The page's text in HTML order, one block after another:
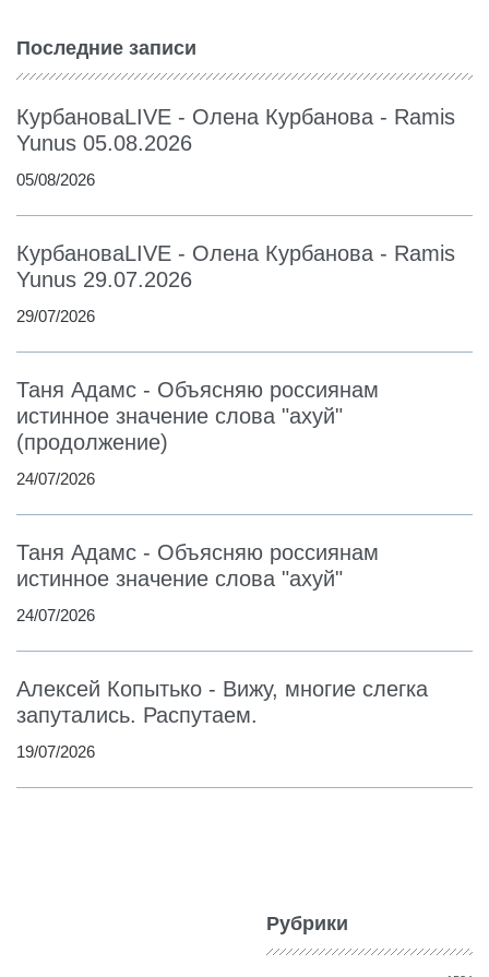
Последние записи
КурбановаLIVE - Олена Курбанова - Ramis
Yunus 05.08.2026
05/08/2026
КурбановаLIVE - Олена Курбанова - Ramis
Yunus 29.07.2026
29/07/2026
Таня Адамс - Объясняю россиянам
истинное значение слова "ахуй"
(продолжение)
24/07/2026
Таня Адамс - Объясняю россиянам
истинное значение слова "ахуй"
24/07/2026
Алексей Копытько - Вижу, многие слегка
запутались. Распутаем.
19/07/2026
Рубрики